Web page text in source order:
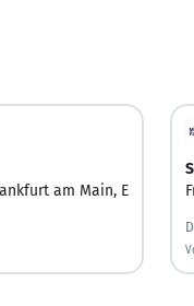
am Main, Essen